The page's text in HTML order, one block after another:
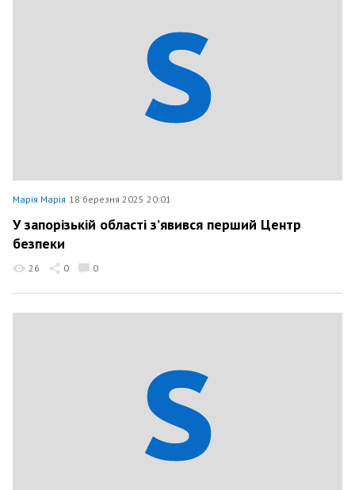
Марія Марія 18 березня 2025 20:01
У запорізькій області зʼявився перший Центр
безпеки
26 0 0